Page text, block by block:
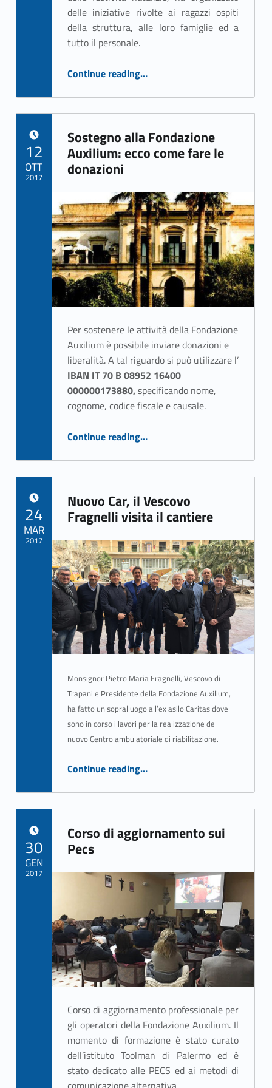
delle iniziative rivolte ai ragazzi ospiti
della struttura, alle loro famiglie ed a
tutto il personale.
Continue reading…
Sostegno alla Fondazione
Auxilium: ecco come fare le
donazioni
Per sostenere le attività della Fondazione
Auxilium è possibile inviare donazioni e
liberalità. A tal riguardo si può utilizzare l’
IBAN IT 70 B 08952 16400
000000173880,specificando nome,
cognome, codice fiscale e causale.
Continue reading“Sostegno alla Fondazione Auxilium: ecco come fare le donazioni”
…
12
OTT
2017
Nuovo Car, il Vescovo
Fragnelli visita il cantiere
Monsignor Pietro Maria Fragnelli, Vescovo di
Trapani e Presidente della Fondazione Auxilium,
ha fatto un sopralluogo all’ex asilo Caritas dove
sono in corso i lavori per la realizzazione del
nuovo Centro ambulatoriale di riabilitazione.
Continue reading“Nuovo Car, il Vescovo Fragnelli visita il cantiere”
…
24
MAR
2017
Corso di aggiornamento sui
Pecs
Corso di aggiornamento professionale per
gli operatori della Fondazione Auxilium. Il
momento di formazione è stato curato
dell’istituto Toolman di Palermo ed è
stato dedicato alle PECS ed ai metodi di
30
GEN
2017